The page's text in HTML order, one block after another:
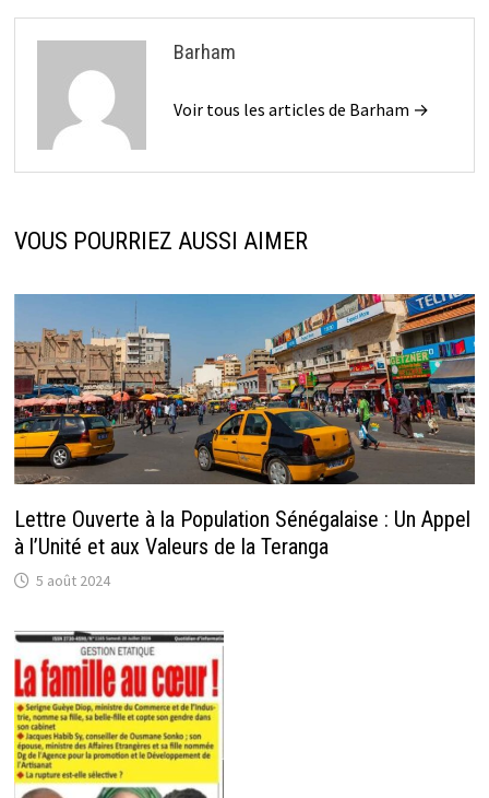
Barham
Voir tous les articles de Barham →
VOUS POURRIEZ AUSSI AIMER
Lettre Ouverte à la Population Sénégalaise : Un Appel
à l’Unité et aux Valeurs de la Teranga
5 août 2024